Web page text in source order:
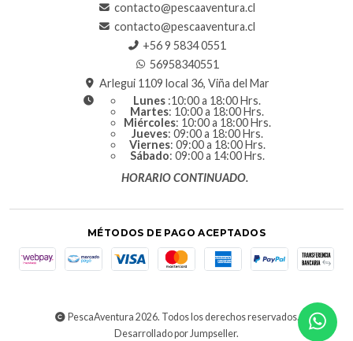
contacto@pescaaventura.cl
contacto@pescaaventura.cl
+56 9 5834 0551
56958340551
Arlegui 1109 local 36, Viña del Mar
Lunes :10:00 a 18:00 Hrs.
Martes: 10:00 a 18:00 Hrs.
Miércoles: 10:00 a 18:00 Hrs.
Jueves: 09:00 a 18:00 Hrs.
Viernes: 09:00 a 18:00 Hrs.
Sábado: 09:00 a 14:00 Hrs.
HORARIO CONTINUADO.
MÉTODOS DE PAGO ACEPTADOS
PescaAventura 2026. Todos los derechos reservados.
Desarrollado por Jumpseller.